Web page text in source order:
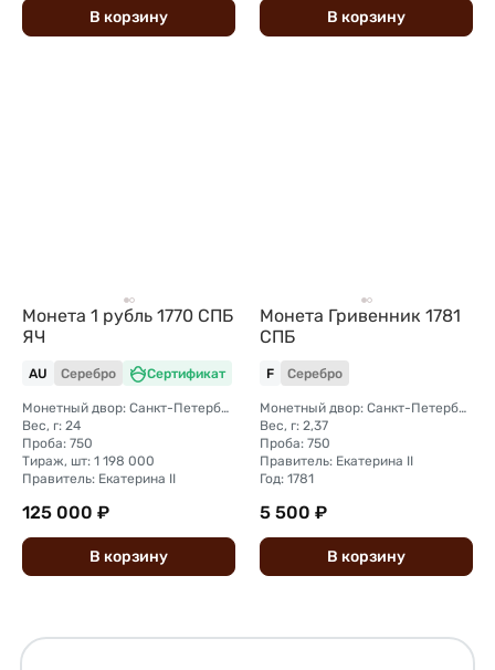
В корзину В корзину
Монета 1 рубль 1770 СПБ
ЯЧ
AU Серебро Сертификат
Монетный двор: Санкт-Петербургский монетный двор
Вес, г: 24
Проба: 750
Тираж, шт: 1 198 000
Правитель: Екатерина II
125 000 ₽
В корзину
Монета Гривенник 1781
СПБ
F Серебро
Монетный двор: Санкт-Петербургский монетный двор
Вес, г: 2,37
Проба: 750
Правитель: Екатерина II
Год: 1781
5 500 ₽
В корзину